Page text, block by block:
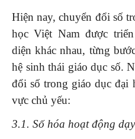
Hiện nay, chuyển đổi số
học Việt Nam được
diện khác nhau, từng
hệ sinh thái giáo dục số.
đổi số trong giáo dục đại
vực chủ yếu:
3.1. Số hóa hoạt động